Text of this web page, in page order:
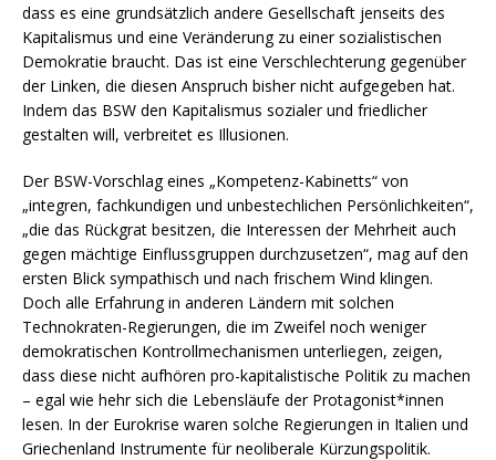
dass es eine grundsätzlich andere Gesellschaft jenseits des
Kapitalismus und eine Veränderung zu einer sozialistischen
Demokratie braucht. Das ist eine Verschlechterung gegenüber
der Linken, die diesen Anspruch bisher nicht aufgegeben hat.
Indem das BSW den Kapitalismus sozialer und friedlicher
gestalten will, verbreitet es Illusionen.
Der BSW-Vorschlag eines „Kompetenz-Kabinetts“ von
„integren, fachkundigen und unbestechlichen Persönlichkeiten“,
„die das Rückgrat besitzen, die Interessen der Mehrheit auch
gegen mächtige Einflussgruppen durchzusetzen“, mag auf den
ersten Blick sympathisch und nach frischem Wind klingen.
Doch alle Erfahrung in anderen Ländern mit solchen
Technokraten-Regierungen, die im Zweifel noch weniger
demokratischen Kontrollmechanismen unterliegen, zeigen,
dass diese nicht aufhören pro-kapitalistische Politik zu machen
– egal wie hehr sich die Lebensläufe der Protagonist*innen
lesen. In der Eurokrise waren solche Regierungen in Italien und
Griechenland Instrumente für neoliberale Kürzungspolitik.